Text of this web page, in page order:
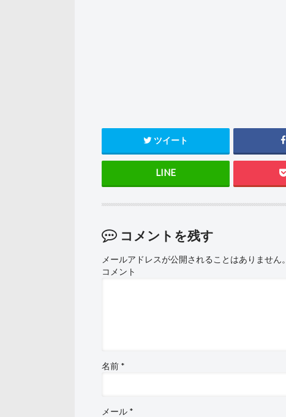
ツイート
コメントを残す
メールアドレスが公開されることはありません。
コメント
名前 *
メール *